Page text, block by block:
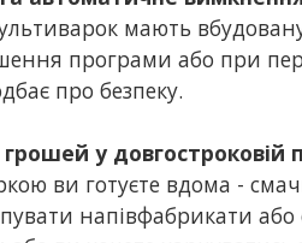
мають
програми або при
про безпеку.
грошей у довгостроковій
ви готуєте вдома -
напівфабрикати